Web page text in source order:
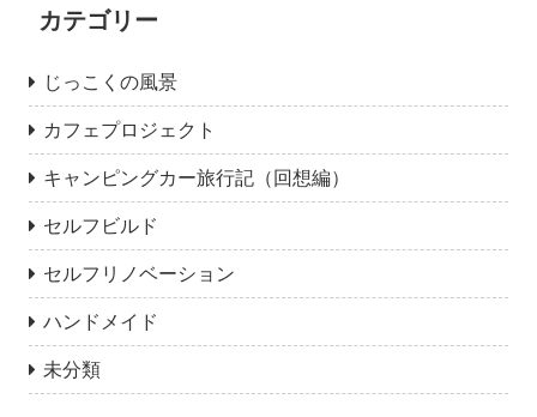
カテゴリー
じっこくの風景
カフェプロジェクト
キャンピングカー旅行記（回想編）
セルフビルド
セルフリノベーション
ハンドメイド
未分類